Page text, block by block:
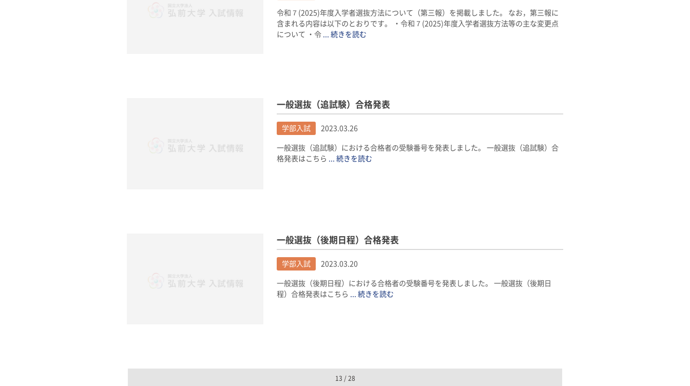
令和７(2025)年度入学者選抜方法について（第三報）を掲載しました。 なお，第三報に
含まれる内容は以下のとおりです。 ・令和７(2025)年度入学者選抜方法等の主な変更点
について ・令
... 続きを読む
一般選抜（追試験）合格発表
学部入試 2023.03.26
一般選抜（追試験）における合格者の受験番号を発表しました。 一般選抜（追試験）合
格発表はこちら
... 続きを読む
一般選抜（後期日程）合格発表
学部入試 2023.03.20
一般選抜（後期日程）における合格者の受験番号を発表しました。 一般選抜（後期日
程）合格発表はこちら
... 続きを読む
13 / 28